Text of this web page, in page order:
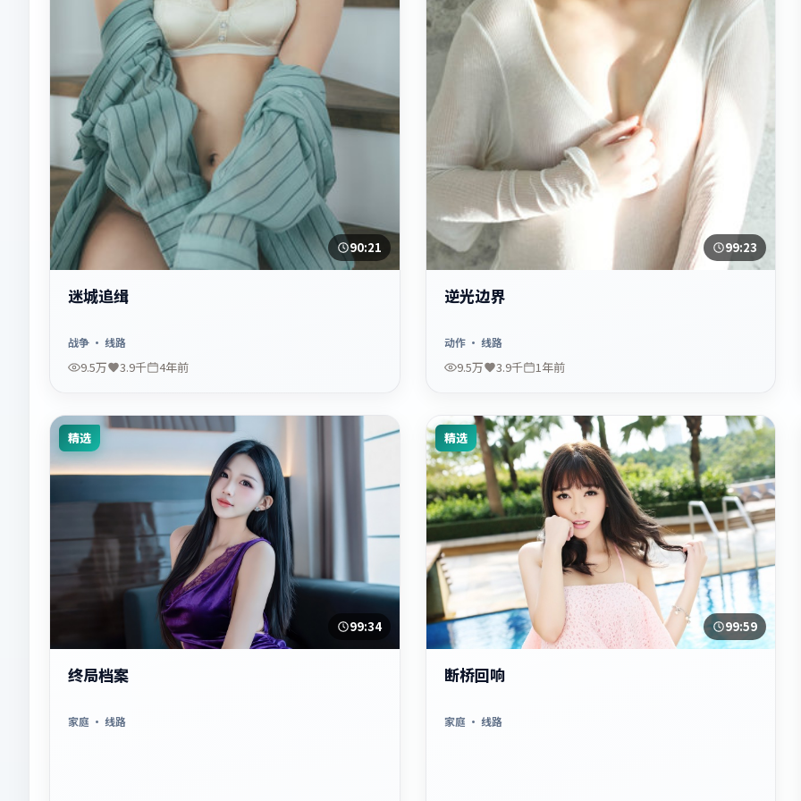
90:21
迷城追缉
战争· 线路
9.5万 3.9千 4年前
99:23
逆光边界
动作· 线路
9.5万 3.9千 1年前
精选
99:34
终局档案
家庭 · 线路
精选
99:59
断桥回响
家庭 · 线路